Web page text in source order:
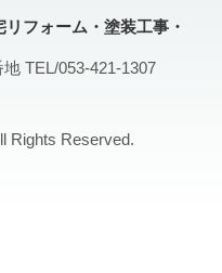
フォーム・塗装工事・
TEL/053-421-1307
Rights Reserved.